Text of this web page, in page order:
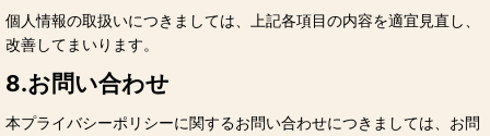
個人情報の取扱いにつきましては、上記各項目の内容を適宜見直し、
改善してまいります。
8.お問い合わせ
本プライバシーポリシーに関するお問い合わせにつきましては、お問